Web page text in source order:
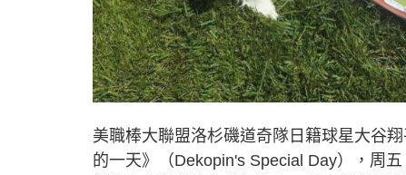
美職棒大聯盟洛杉磯道奇隊日籍球星大谷
的一天》（Dekopin's Special Day），周